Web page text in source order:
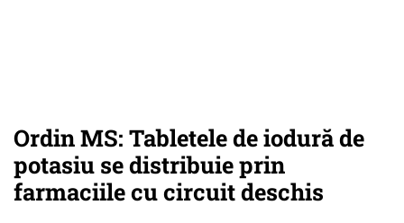
Ordin MS: Tabletele de iodură de
potasiu se distribuie prin
farmaciile cu circuit deschis